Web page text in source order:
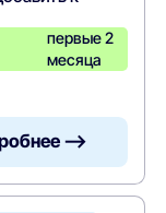
первые 2
месяца
—>